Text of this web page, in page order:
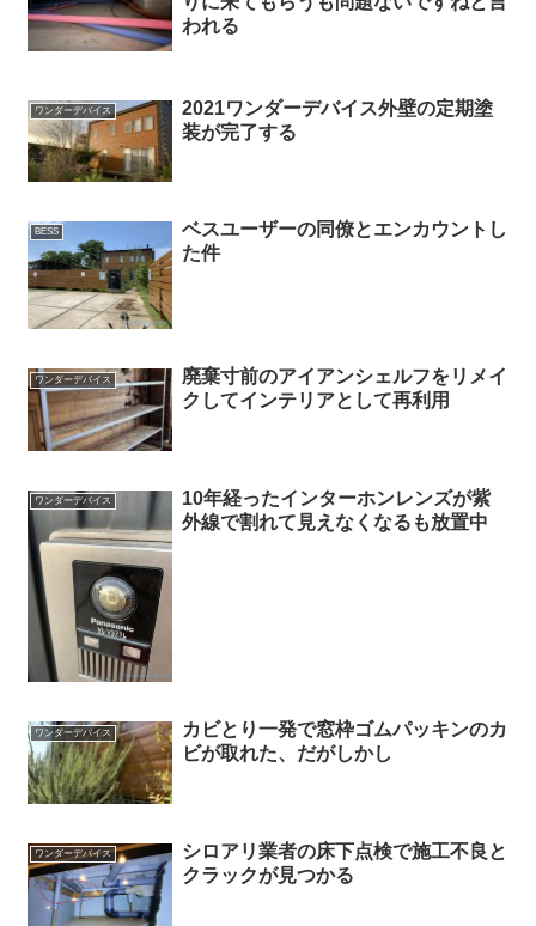
われる
ワンダーデバイス
2021ワンダーデバイス外壁の定期塗
装が完了する
BESS
ベスユーザーの同僚とエンカウントし
た件
ワンダーデバイス
廃棄寸前のアイアンシェルフをリメイ
クしてインテリアとして再利用
ワンダーデバイス
10年経ったインターホンレンズが紫
外線で割れて見えなくなるも放置中
ワンダーデバイス
カビとり一発で窓枠ゴムパッキンのカ
ビが取れた、だがしかし
ワンダーデバイス
シロアリ業者の床下点検で施工不良と
クラックが見つかる